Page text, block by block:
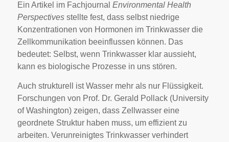
Ein Artikel im Fachjournal Environmental Health
Perspectivesstellte fest, dass selbst niedrige
Konzentrationen von Hormonen im Trinkwasser die
Zellkommunikation beeinflussen können. Das
bedeutet: Selbst, wenn Trinkwasser klar aussieht,
kann es biologische Prozesse in uns stören.
Auch strukturell ist Wasser mehr als nur Flüssigkeit.
Forschungen von Prof. Dr. Gerald Pollack (University
of Washington) zeigen, dass Zellwasser eine
geordnete Struktur haben muss, um effizient zu
arbeiten. Verunreinigtes Trinkwasser verhindert